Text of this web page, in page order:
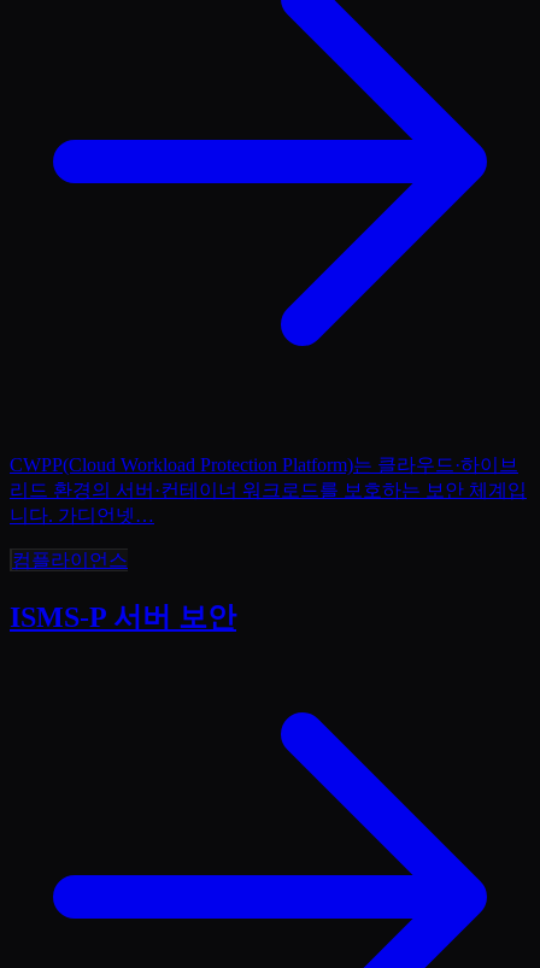
CWPP(Cloud Workload Protection Platform)는 클라우드·하이브
리드 환경의 서버·컨테이너 워크로드를 보호하는 보안 체계입
니다. 가디언넷…
컴플라이언스
ISMS-P 서버 보안